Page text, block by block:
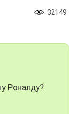
32149
Роналду?